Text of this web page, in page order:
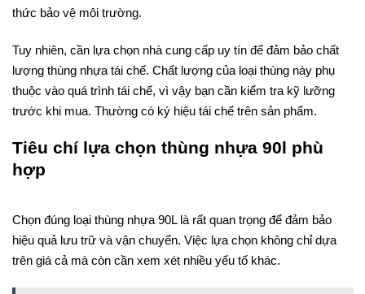
thức bảo vệ môi trường.
Tuy nhiên, cần lựa chọn nhà cung cấp uy tín để đảm bảo chất
lượng thùng nhựa tái chế. Chất lượng của loại thùng này phụ
thuộc vào quá trình tái chế, vì vậy bạn cần kiểm tra kỹ lưỡng
trước khi mua. Thường có ký hiệu tái chế trên sản phẩm.
Tiêu chí lựa chọn thùng nhựa 90l phù
hợp
Chọn đúng loại thùng nhựa 90L là rất quan trọng để đảm bảo
hiệu quả lưu trữ và vận chuyển. Việc lựa chọn không chỉ dựa
trên giá cả mà còn cần xem xét nhiều yếu tố khác.